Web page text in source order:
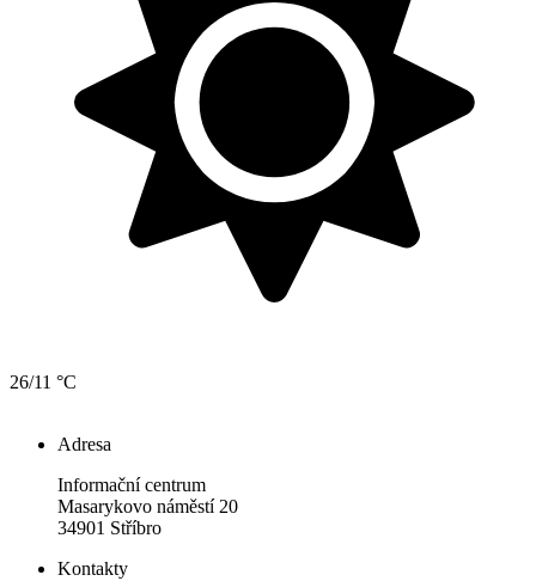
26/11 °C
Adresa
Informační centrum
Masarykovo náměstí 20
34901 Stříbro
Kontakty